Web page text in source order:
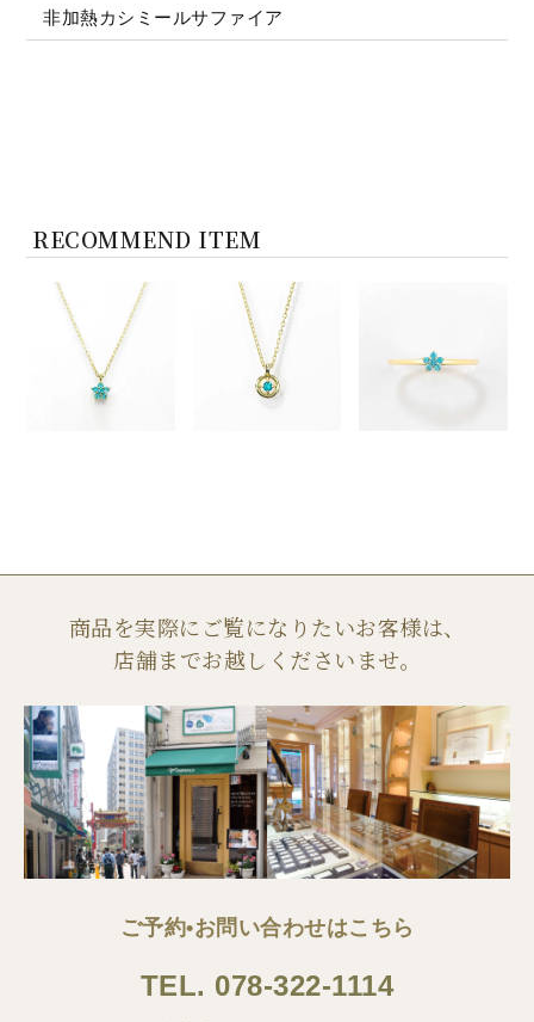
非加熱カシミールサファイア
RECOMMEND ITEM
商品を実際にご覧になりたいお客様は、
店舗までお越しくださいませ。
ご予約•お問い合わせはこちら
TEL. 078-322-1114